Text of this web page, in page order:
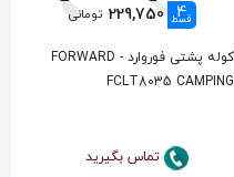
4
قسط 229,750 تومانی
کوله پشتی فوروارد FORWARD -
FCLT8035 CAMPING
تماس بگیرید